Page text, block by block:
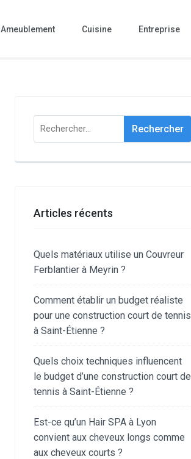
Ameublement Cuisine Entreprise
Rechercher :
Articles récents
Quels matériaux utilise un Couvreur
Ferblantier à Meyrin ?
Comment établir un budget réaliste
pour une construction court de tennis
à Saint-Étienne ?
Quels choix techniques influencent
le budget d’une construction court de
tennis à Saint-Étienne ?
Est-ce qu’un Hair SPA à Lyon
convient aux cheveux longs comme
aux cheveux courts ?